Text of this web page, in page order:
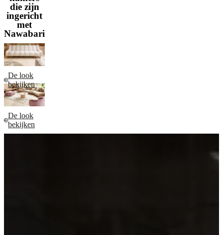
die zijn
ingericht
met
Nawabari
De look
bekijken
De look
bekijken